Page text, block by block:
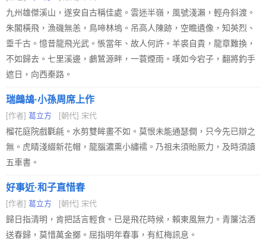
九州雄傑溪山，遂安自古稱佳處。雲迷半嶺，風號淺瀨，輕舟斜渡。
朱閣橫飛，漁磯無恙，鳥啼林塢。吊高人陳跡，空瞻遺像，知英烈、
垂千古。憶昔龍飛光武。悵當年、故人何許。羊裘自貴，龍章難換，
不如歸去。七里溪邊，鸕鷥源畔，一蓑煙雨。嘆如今宕子，翻將釣手
遮日，向西秦路。
瑞鷓鴣·小孫周席上作
[作者] 葛立方 [朝代] 宋代
榴花庭院戲氍毹。水剪雙眸畫不如。莫恨未能通瑟僴，只今先已辯之
無。虎睛淺綴新花帽，龍腦濃熏小繡襦。乃祖未須貽厥力，及時須讀
五車書。
好事近·和子直惜春
[作者] 葛立方 [朝代] 宋代
歸日指清明，肯把話言輕食。已是飛花時候，賴東風無力。青簾沽酒
送春歸，莫惜萬金擲。屈指明年春事，有紅梅訊息。